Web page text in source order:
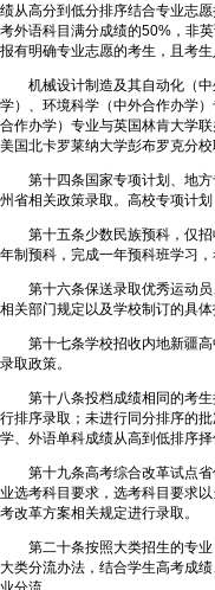
绩从高分到低分排序结合专业志
考外语科目满分成绩的50%，非
报有明确专业志愿的考生，且考生
机械设计制造及其自动化（中
学）、环境科学（中外合作办学
合作办学）专业与英国林肯大学
美国北卡罗莱纳大学彭布罗克分校
第十四条国家专项计划、地方
州省相关政策录取。高校专项计
第十五条少数民族预科，仅招
年制预科，完成一年预科班学习
第十六条保送录取优秀运动员
相关部门规定以及学校制订的具体
第十七条学校招收内地新疆高
录取政策。
第十八条投档成绩相同的考生
行排序录取；未进行同分排序的
学、外语单科成绩从高到低排序择
第十九条高考综合改革试点省
业选考科目要求，选考科目要求
考改革方案相关规定进行录取。
第二十条按照大类招生的专业
大类分流办法，结合学生高考成